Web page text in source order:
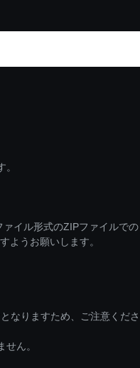
イル形式のZIPファイルでの
ようお願いします。
なりますため、ご注意くださ
ん。